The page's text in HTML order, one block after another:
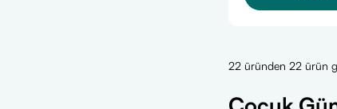
22 üründen 22 ürün